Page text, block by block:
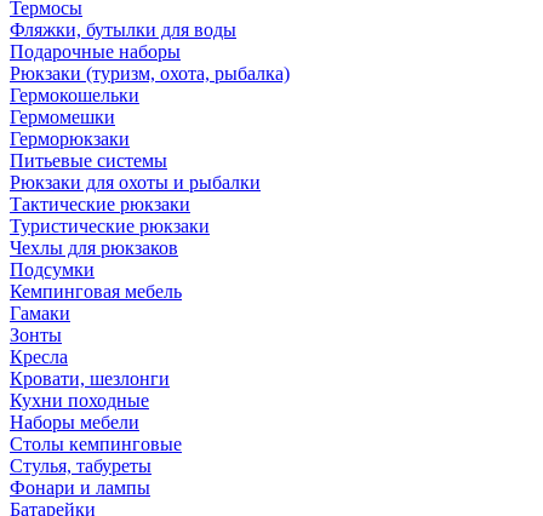
Термосы
Фляжки, бутылки для воды
Подарочные наборы
Рюкзаки (туризм, охота, рыбалка)
Гермокошельки
Гермомешки
Герморюкзаки
Питьевые системы
Рюкзаки для охоты и рыбалки
Тактические рюкзаки
Туристические рюкзаки
Чехлы для рюкзаков
Подсумки
Кемпинговая мебель
Гамаки
Зонты
Кресла
Кровати, шезлонги
Кухни походные
Наборы мебели
Столы кемпинговые
Стулья, табуреты
Фонари и лампы
Батарейки